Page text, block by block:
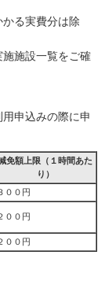
る実費分は除
施設一覧をご確
申込みの際に申
免額上限（１時間あた
り）
００円
００円
００円